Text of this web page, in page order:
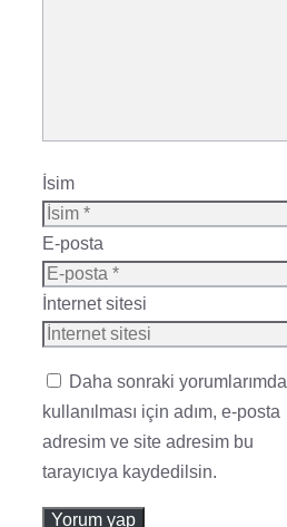
İsim
E-posta
İnternet sitesi
Daha sonraki yorumlarımda
kullanılması için adım, e-posta
adresim ve site adresim bu
tarayıcıya kaydedilsin.